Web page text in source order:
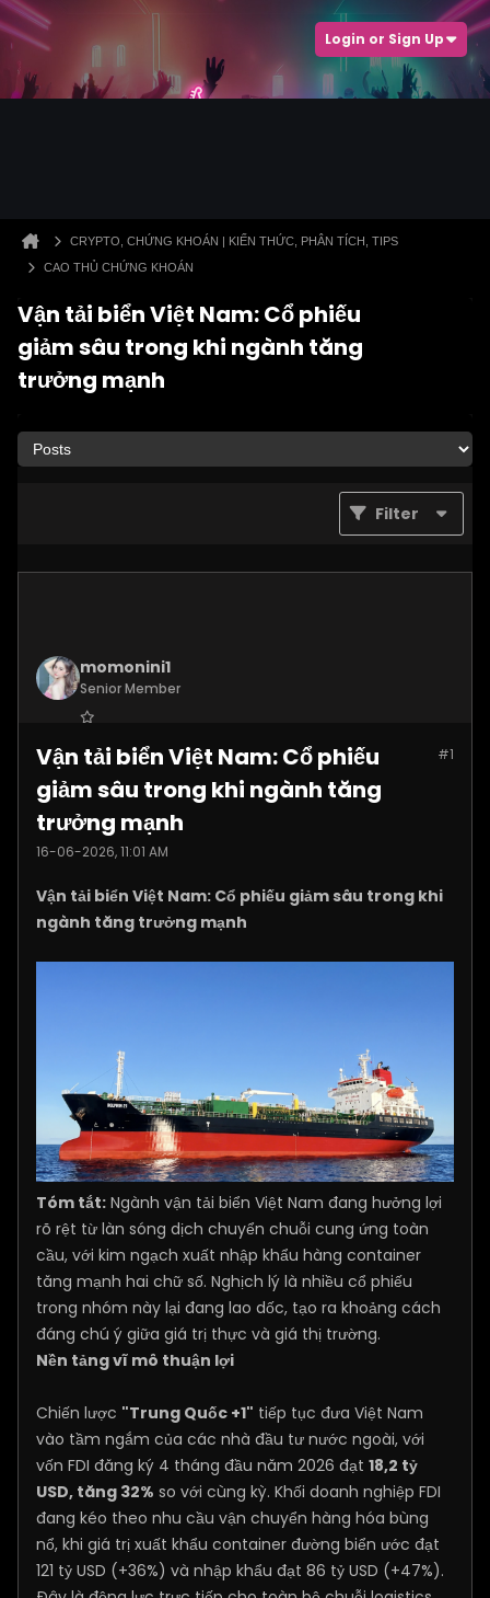
Login or Sign Up
CRYPTO, CHỨNG KHOÁN | KIẾN THỨC, PHÂN TÍCH, TIPS
CAO THỦ CHỨNG KHOÁN
Vận tải biển Việt Nam: Cổ phiếu
giảm sâu trong khi ngành tăng
trưởng mạnh
Filter
momonini1
Senior Member
Posts:5399 #1
Vận tải biển Việt Nam: Cổ phiếu
giảm sâu trong khi ngành tăng
trưởng mạnh
16-06-2026, 11:01 AM
Vận tải biển Việt Nam: Cổ phiếu giảm sâu trong khi
ngành tăng trưởng mạnh
Tóm tắt: Ngành vận tải biển Việt Nam đang hưởng lợi
rõ rệt từ làn sóng dịch chuyển chuỗi cung ứng toàn
cầu, với kim ngạch xuất nhập khẩu hàng container
tăng mạnh hai chữ số. Nghịch lý là nhiều cổ phiếu
trong nhóm này lại đang lao dốc, tạo ra khoảng cách
đáng chú ý giữa giá trị thực và giá thị trường.
Nền tảng vĩ mô thuận lợi
Chiến lược "Trung Quốc +1" tiếp tục đưa Việt Nam
vào tầm ngắm của các nhà đầu tư nước ngoài, với
vốn FDI đăng ký 4 tháng đầu năm 2026 đạt 18,2 tỷ
USD, tăng 32% so với cùng kỳ. Khối doanh nghiệp FDI
đang kéo theo nhu cầu vận chuyển hàng hóa bùng
nổ, khi giá trị xuất khẩu container đường biển ước đạt
121 tỷ USD (+36%) và nhập khẩu đạt 86 tỷ USD (+47%).